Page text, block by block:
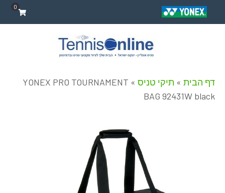
0
דף הבית » תיקי טניס »
YONEX PRO TOURNAMENT
BAG 92431W black